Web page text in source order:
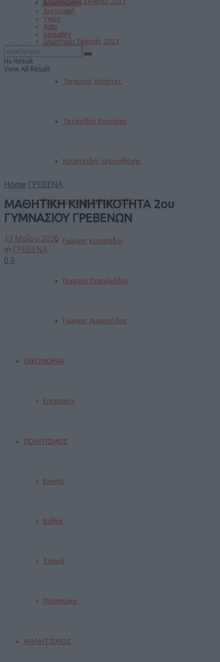
Δημοτικές Εκλογές 2023
Τριγώνης Χρήστος
Ταταρίδης Κυριάκος
Κουπτσίδης Δημοσθένης
Περιφερειακές Εκλογές 2023
Γιώργος Κασαπίδης
Γεωργία Ζεμπιλιάδου
Γιώργος Αμανατίδης
ΟΙΚΟΝΟΜΙΑ
Επιχειρείν
ΠΟΛΙΤΙΣΜΟΣ
Events
Βιβλίο
Σινεμά
Πανηγύρια
ΑΘΛΗΤΙΣΜΟΣ
Διακόσμηση
Διατροφή
Υγεία
Auto
Sexuality
No Result
View All Result
Home ΓΡΕΒΕΝΑ
ΜΑΘΗΤΙΚΗ ΚΙΝΗΤΙΚΟΤΗΤΑ 2ου
ΓΥΜΝΑΣΙΟΥ ΓΡΕΒΕΝΩΝ
13 Μαΐου 2026
in ΓΡΕΒΕΝΑ
0 0